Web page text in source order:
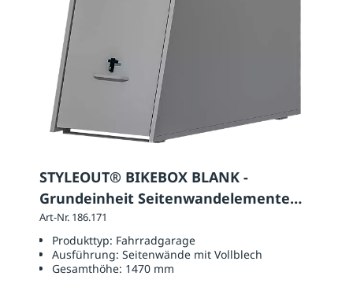
STYLEOUT® BIKEBOX BLANK -
Grundeinheit Seitenwandelemente
aus Vollblech
Art-Nr. 186.171
Produkttyp: Fahrradgarage
Ausführung: Seitenwände mit Vollblech
Gesamthöhe: 1470 mm